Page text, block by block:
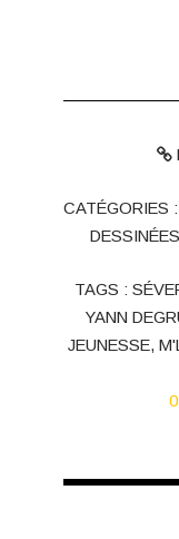
CATÉGORIES :
DESSINÉES
TAGS :
YANN
JEUNESSE,
0